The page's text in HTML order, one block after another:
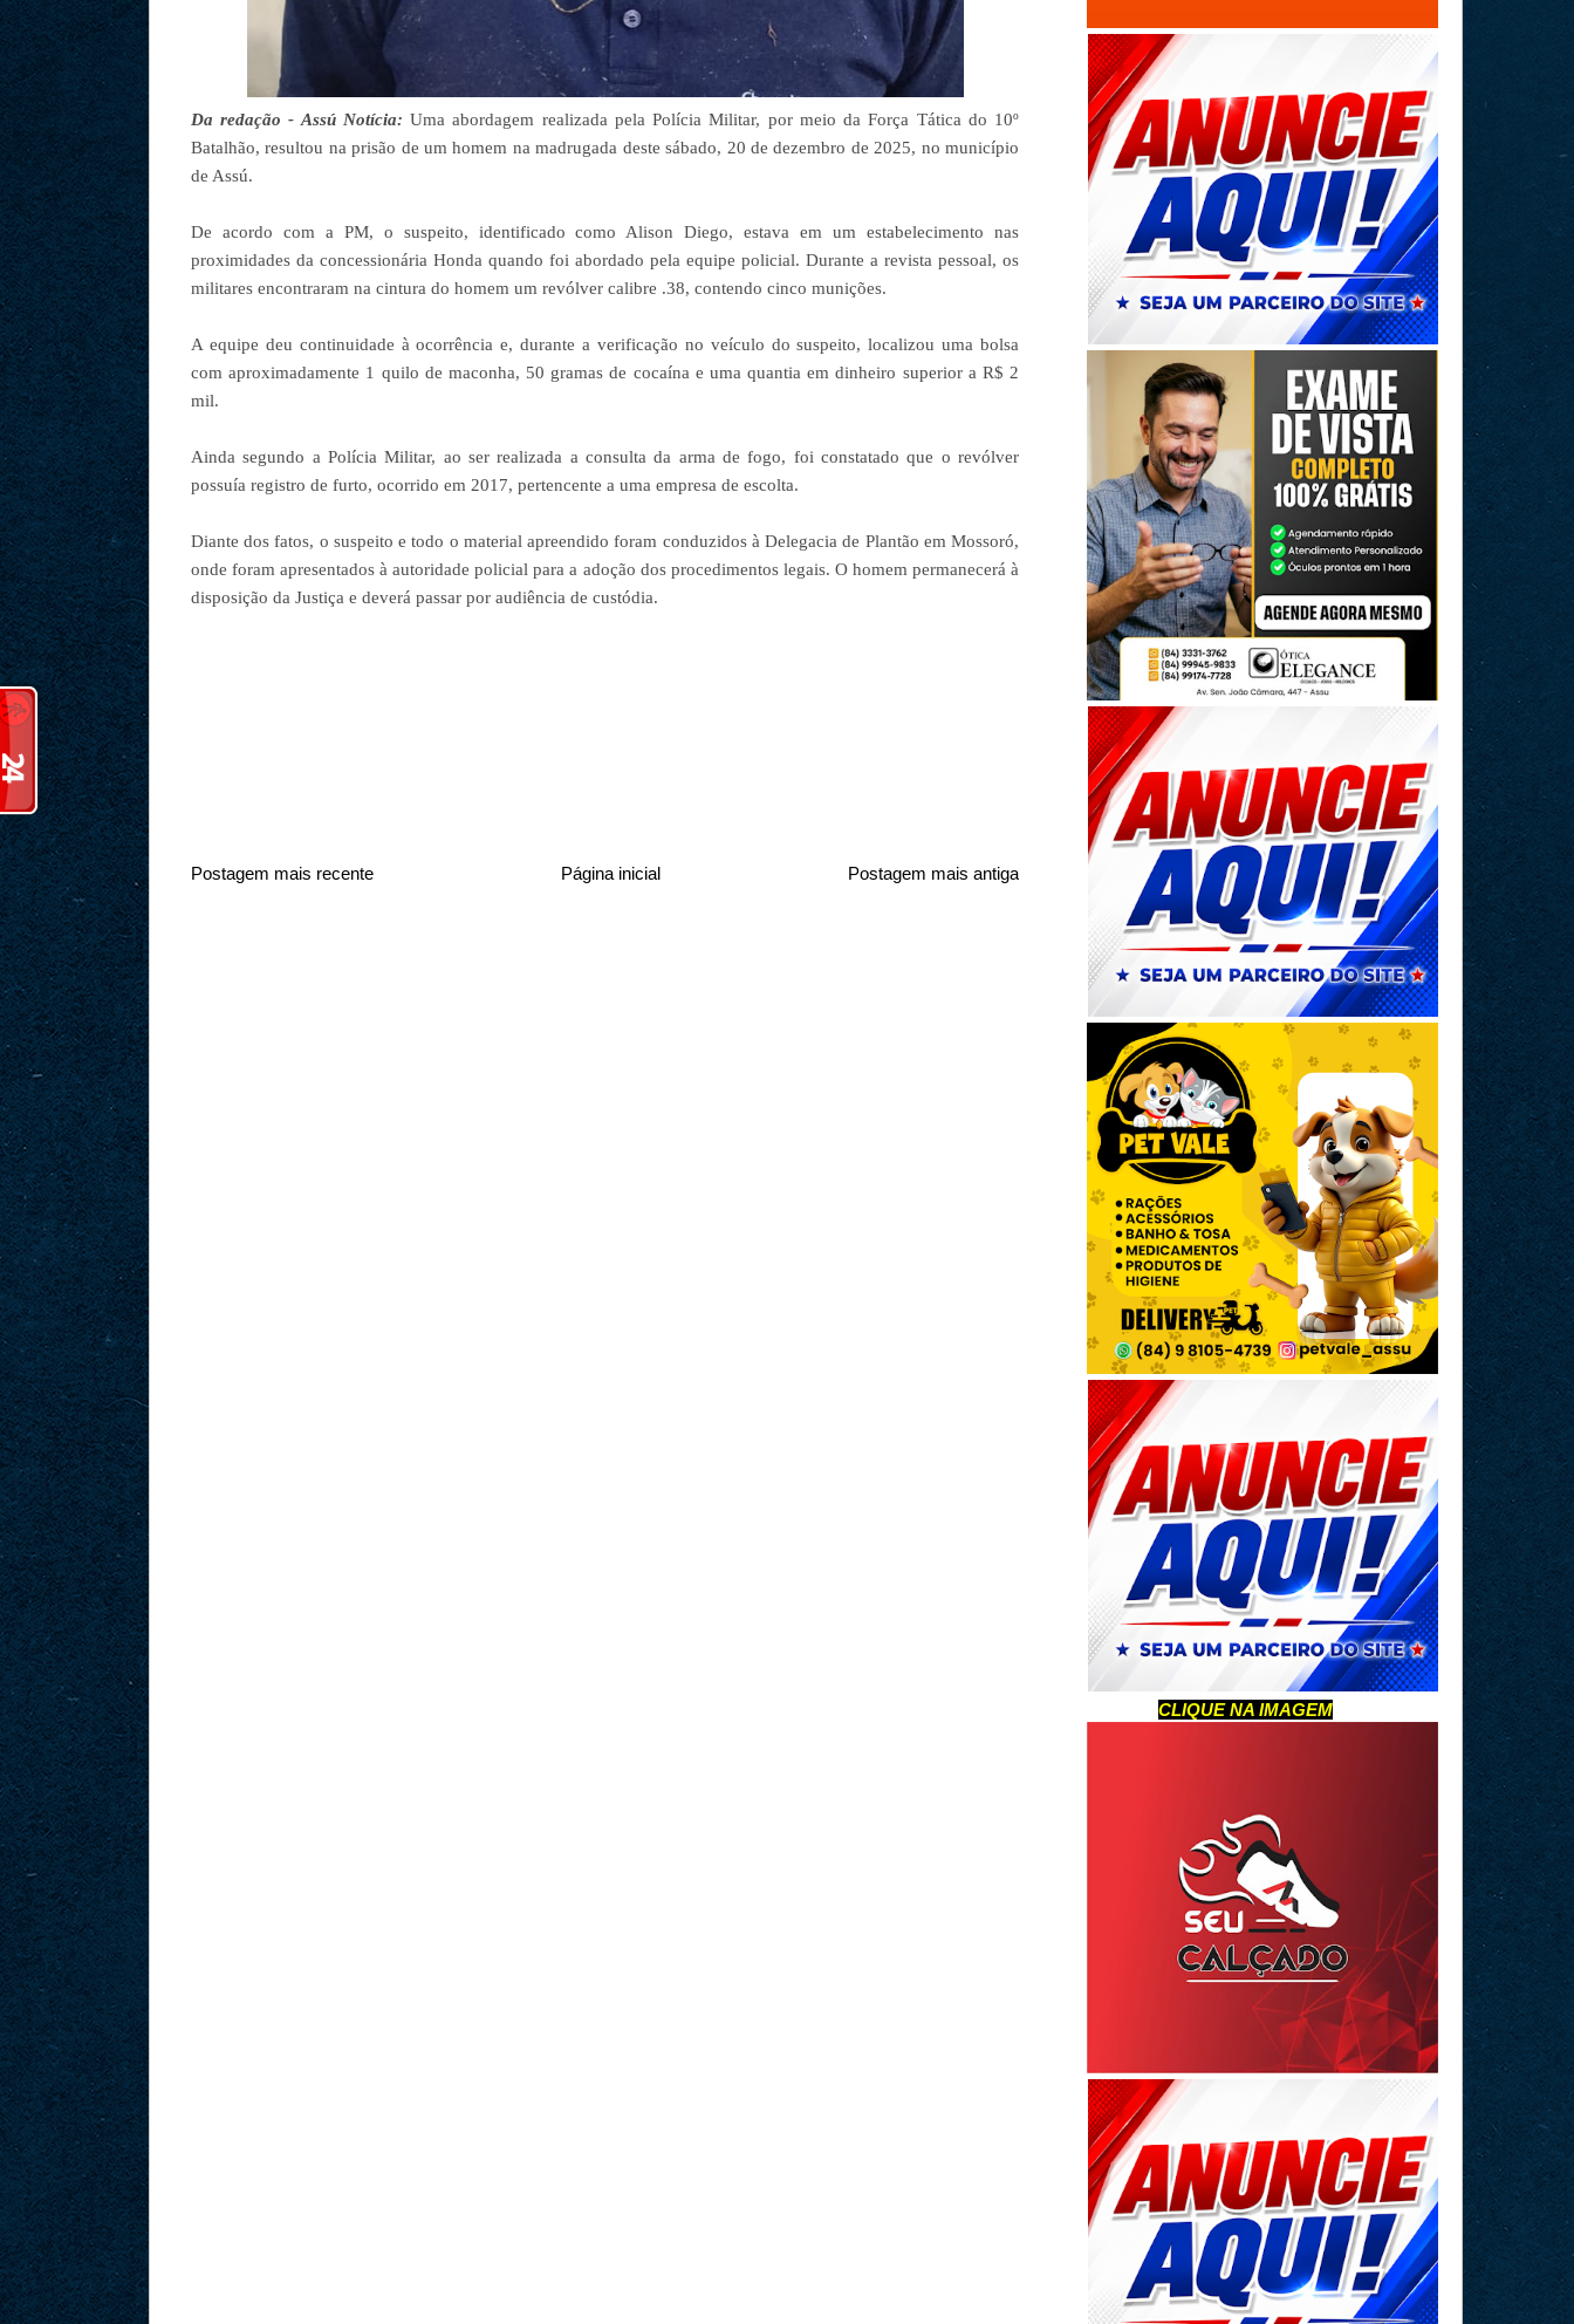
Da redação - Assú Notícia:Uma abordagem realizada pela Polícia Militar, por meio da Força Tática do 10º
Batalhão, resultou na prisão de um homem na madrugada deste sábado, 20 de dezembro de 2025, no município
de Assú.
De acordo com a PM, o suspeito, identificado como Alison Diego, estava em um estabelecimento nas
proximidades da concessionária Honda quando foi abordado pela equipe policial. Durante a revista pessoal, os
militares encontraram na cintura do homem um revólver calibre .38, contendo cinco munições.
A equipe deu continuidade à ocorrência e, durante a verificação no veículo do suspeito, localizou uma bolsa
com aproximadamente 1 quilo de maconha, 50 gramas de cocaína e uma quantia em dinheiro superior a R$ 2
mil.
Ainda segundo a Polícia Militar, ao ser realizada a consulta da arma de fogo, foi constatado que o revólver
possuía registro de furto, ocorrido em 2017, pertencente a uma empresa de escolta.
Diante dos fatos, o suspeito e todo o material apreendido foram conduzidos à Delegacia de Plantão em Mossoró,
onde foram apresentados à autoridade policial para a adoção dos procedimentos legais. O homem permanecerá à
disposição da Justiça e deverá passar por audiência de custódia.
Postagem mais recente Postagem mais antiga
Página inicial
CLIQUE NA IMAGEM